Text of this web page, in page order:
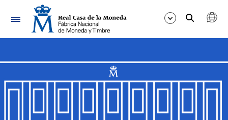
Nabigazioa
Erakutsi/Ezkutatu